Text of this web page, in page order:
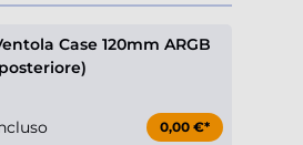
Case 120mm ARGB
0,00 €*